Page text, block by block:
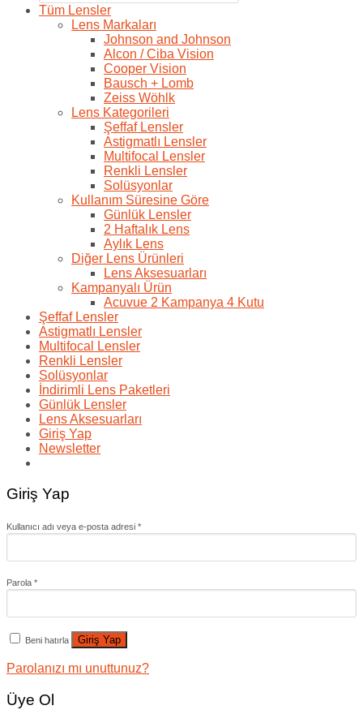
Tüm Lensler
Lens Markaları
Johnson and Johnson
Alcon / Ciba Vision
Cooper Vision
Bausch + Lomb
Zeiss Wöhlk
Lens Kategorileri
Şeffaf Lensler
Astigmatlı Lensler
Multifocal Lensler
Renkli Lensler
Solüsyonlar
Kullanım Süresine Göre
Günlük Lensler
2 Haftalık Lens
Aylık Lens
Diğer Lens Ürünleri
Lens Aksesuarları
Kampanyalı Ürün
Acuvue 2 Kampanya 4 Kutu
Şeffaf Lensler
Astigmatlı Lensler
Multifocal Lensler
Renkli Lensler
Solüsyonlar
İndirimli Lens Paketleri
Günlük Lensler
Lens Aksesuarları
Giriş Yap
Newsletter
Giriş Yap
Kullanıcı adı veya e-posta adresi *
Parola *
Beni hatırla Giriş Yap
Parolanızı mı unuttunuz?
Üye Ol